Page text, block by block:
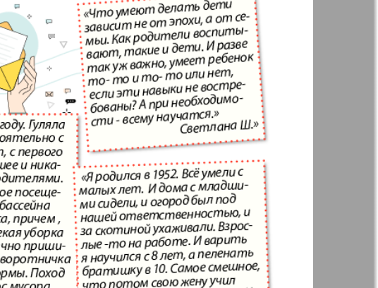
Diplomat Дом и семья
Еврейская газета
Еврейская
панорама
Жасмин Жизнь женщины
Игуана Идеальная фирма
Карьера Катюша